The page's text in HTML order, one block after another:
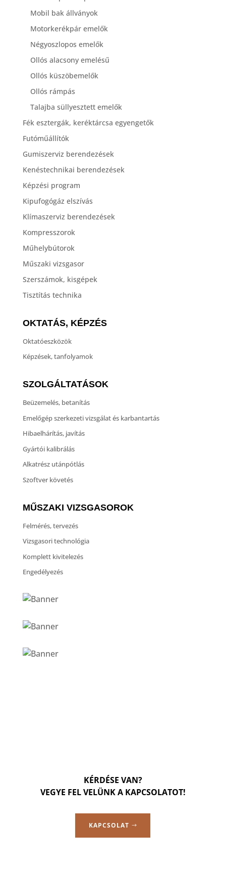
Mobil bak állványok
Motorkerékpár emelők
Négyoszlopos emelők
Ollós alacsony emelésű
Ollós küszöbemelők
Ollós rámpás
Talajba süllyesztett emelők
Fék esztergák, keréktárcsa egyengetők
Futóműállítók
Gumiszerviz berendezések
Kenéstechnikai berendezések
Képzési program
Kipufogógáz elszívás
Klímaszerviz berendezések
Kompresszorok
Műhelybútorok
Műszaki vizsgasor
Szerszámok, kisgépek
Tisztítás technika
OKTATÁS, KÉPZÉS
Oktatóeszközök
Képzések, tanfolyamok
SZOLGÁLTATÁSOK
Beüzemelés, betanítás
Emelőgép szerkezeti vizsgálat és karbantartás
Hibaelhárítás, javítás
Gyártói kalibrálás
Alkatrész utánpótlás
Szoftver követés
MŰSZAKI VIZSGASOROK
Felmérés, tervezés
Vizsgasori technológia
Komplett kivitelezés
Engedélyezés
KÉRDÉSE VAN?
VEGYE FEL VELÜNK A KAPCSOLATOT!
KAPCSOLAT